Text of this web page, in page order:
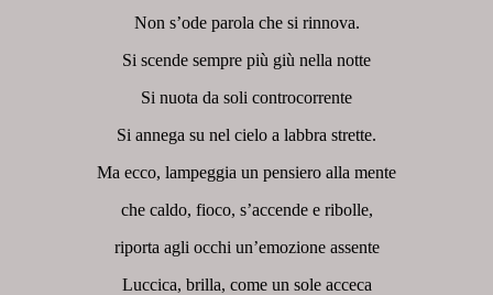
Non s’ode parola che si rinnova.
Si scende sempre più giù nella notte
Si nuota da soli controcorrente
Si annega su nel cielo a labbra strette.
Ma ecco, lampeggia un pensiero alla mente
che caldo, fioco, s’accende e ribolle,
riporta agli occhi un’emozione assente
Luccica, brilla, come un sole acceca